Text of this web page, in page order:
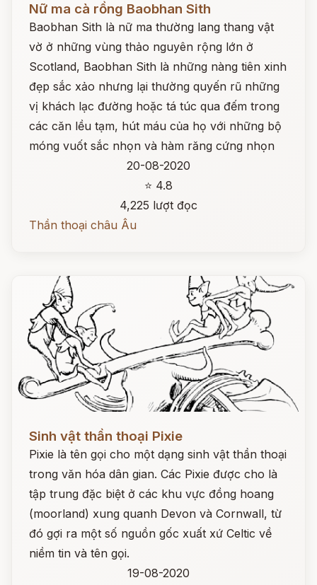
Nữ ma cà rồng Baobhan Sith
Baobhan Sith là nữ ma thường lang thang vật
vờ ở những vùng thảo nguyên rộng lớn ở
Scotland, Baobhan Sith là những nàng tiên xinh
đẹp sắc xảo nhưng lại thường quyến rũ những
vị khách lạc đường hoặc tá túc qua đếm trong
các căn lều tạm, hút máu của họ với những bộ
móng vuốt sắc nhọn và hàm răng cứng nhọn
20-08-2020
⭐ 4.8
4,225 lượt đọc
Thần thoại châu Âu
Sinh vật thần thoại Pixie
Pixie là tên gọi cho một dạng sinh vật thần thoại
trong văn hóa dân gian. Các Pixie được cho là
tập trung đặc biệt ở các khu vực đồng hoang
(moorland) xung quanh Devon và Cornwall, từ
đó gợi ra một số nguồn gốc xuất xứ Celtic về
niềm tin và tên gọi.
19-08-2020